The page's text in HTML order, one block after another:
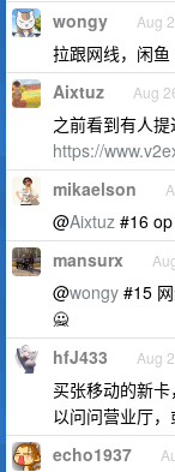
wongy Aug
拉跟网线，闲
Aixtuz Aug
之前看到有人提
https://
mikaelson
@Aixtuz #16
mansurx
@wongy #15
🙅
hfJ433 Aug
买张移动的新
以问问营业厅
echo1937